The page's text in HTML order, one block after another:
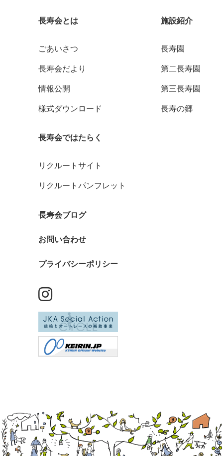
長寿会とは
ごあいさつ
長寿会だより
情報公開
様式ダウンロード
施設紹介
長寿園
第二長寿園
第三長寿園
長寿の郷
長寿会ではたらく
リクルートサイト
リクルートパンフレット
長寿会ブログ
お問い合わせ
プライバシーポリシー